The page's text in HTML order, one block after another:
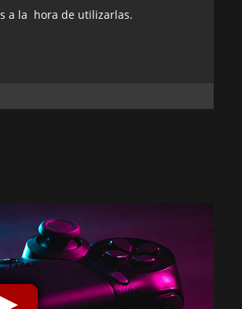
a la hora de utilizarlas.